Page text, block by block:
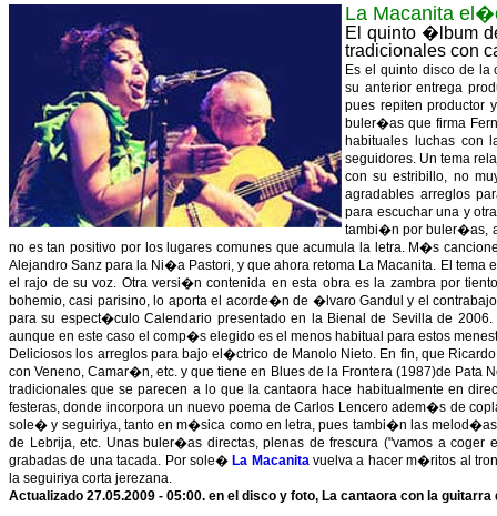
La Macanita
El quinto �lbum
tradicionales con
Es el quinto disco de
su anterior entrega
pues repiten productor
buler�as que firma
habituales luchas con
seguidores. Un tema
con su estribillo, no
agradables arreglos
para escuchar una y
tambi�n por buler�as,
no es tan positivo por los lugares comunes que acumula la letra. M�s
Alejandro Sanz para la Ni�a Pastori, y que ahora retoma La Macanita. El tema
el rajo de su voz. Otra versi�n contenida en esta obra es la zambra por
bohemio, casi parisino, lo aporta el acorde�n de �lvaro Gandul y el
para su espect�culo Calendario presentado en la Bienal de Sevilla de
aunque en este caso el comp�s elegido es el menos habitual para estos
Deliciosos los arreglos para bajo el�ctrico de Manolo Nieto. En fin, que
con Veneno, Camar�n, etc. y que tiene en Blues de la Frontera (1987)de Pata
tradicionales que se parecen a lo que la cantaora hace habitualmente en
festeras, donde incorpora un nuevo poema de Carlos Lencero adem�s de
sole� y seguiriya, tanto en m�sica como en letra, pues tambi�n las
de Lebrija, etc. Unas buler�as directas, plenas de frescura ("vamos a
grabadas de una tacada. Por sole� La Macanitavuelva a hacer m�ritos al
la seguiriya corta jerezana.
Actualizado 27.05.2009 - 05:00. en el disco y foto, La cantaora con la guitarra